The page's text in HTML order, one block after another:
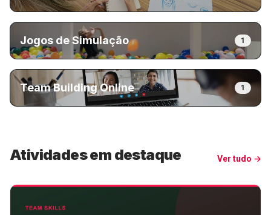
Jogos de Simulação 1
Team Building Online 1
Atividades em destaque Ver tudo →